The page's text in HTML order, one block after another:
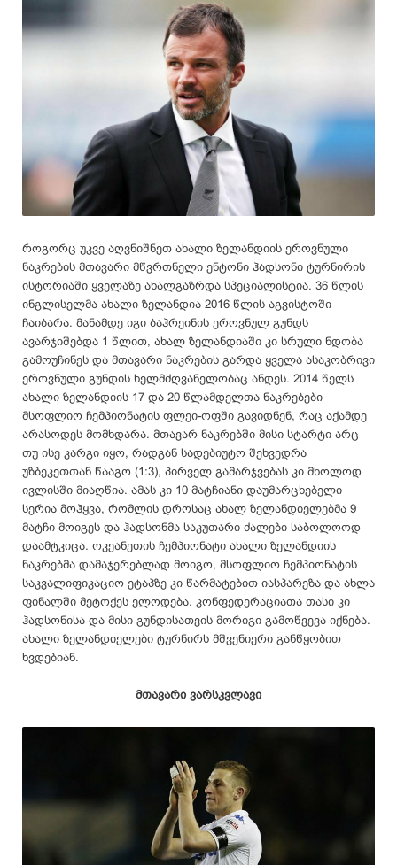
როგორც უკვე აღვნიშნეთ ახალი ზელანდიის ეროვნული
ნაკრების მთავარი მწვრთნელი ენტონი ჰადსონი ტურნირის
ისტორიაში ყველაზე ახალგაზრდა სპეციალისტია. 36 წლის
ინგლისელმა ახალი ზელანდია 2016 წლის აგვისტოში
ჩაიბარა. მანამდე იგი ბაჰრეინის ეროვნულ გუნდს
ავარჯიშებდა 1 წლით, ახალ ზელანდიაში კი სრული ნდობა
გამოუჩინეს და მთავარი ნაკრების გარდა ყველა ასაკობრივი
ეროვნული გუნდის ხელმძღვანელობაც ანდეს. 2014 წელს
ახალი ზელანდიის 17 და 20 წლამდელთა ნაკრებები
მსოფლიო ჩემპიონატის ფლეი-ოფში გავიდნენ, რაც აქამდე
არასოდეს მომხდარა. მთავარ ნაკრებში მისი სტარტი არც
თუ ისე კარგი იყო, რადგან სადებიუტო შეხვედრა
უზბეკეთთან წააგო (1:3), პირველ გამარჯვებას კი მხოლოდ
ივლისში მიაღწია. ამას კი 10 მატჩიანი დაუმარცხებელი
სერია მოჰყვა, რომლის დროსაც ახალ ზელანდიელებმა 9
მატჩი მოიგეს და ჰადსონმა საკუთარი ძალები საბოლოოდ
დაამტკიცა. ოკეანეთის ჩემპიონატი ახალი ზელანდიის
ნაკრებმა დამაჯერებლად მოიგო, მსოფლიო ჩემპიონატის
საკვალიფიკაციო ეტაპზე კი წარმატებით იასპარეზა და ახლა
ფინალში მეტოქეს ელოდება. კონფედერაციათა თასი კი
ჰადსონისა და მისი გუნდისათვის მორიგი გამოწვევა იქნება.
ახალი ზელანდიელები ტურნირს მშვენიერი განწყობით
ხვდებიან.
მთავარი ვარსკვლავი